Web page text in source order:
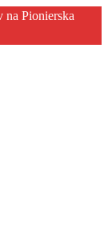
na Pionierska